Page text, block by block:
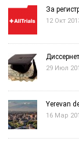
За
12 Окт
Диссернет
29 Июл
Yerevan
16 Мар